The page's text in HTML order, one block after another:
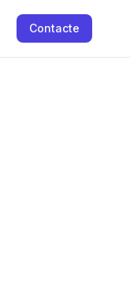
Contacte